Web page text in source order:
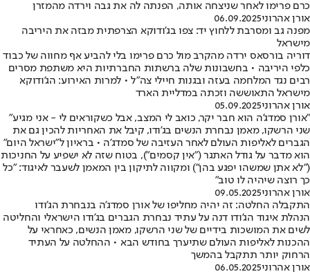
כרם פרימו לאחר שניצחה אותה, הפנתה לה את גבה וירדה מהמזרן
אורן אהרוני06.09.2025
מפנה גב ומסרבת ללחוץ יד: צפו בג'ודוקא הצרפתית מבזה את היריבה
מישראל
דוריה בורסאס ירדה מהקרב מול כרם פרימו בלי להביע אף מחווה של כבוד
כלפי היריבה • בחשבונות שלה ברשתות החברתיות היא משתפת מסרים
רבים נגד המלחמה בעזה ובגנות חיילי צה"ל • למרות האירוע: הג'ודוקא
מישראל התאוששה וזכתה במדליית הארד
אורן אהרוני05.09.2025
"אורן סמדג'ה הוא חבר יקר, כואב לי המצב, אבל כשקוראים לי - אני מגיע"
שני הרשקו, מאמן נבחרת הנשים בג'ודו, קיבל את האחריות להכין גם את
הגברים לאליפות העולם לאחר העזיבה של סמדג'ה • בראיון ל"ישראל היום"
הוא מדבר על גודל האתגר ("אין קסמים"), בטוח שזה לא ישפיע על החניכות
("לא אתן שמשהו יפגע בהן") ומקווה לתיקון בין המאמן לשעבר לאיגוד: "כל
כך רוצה שיהיה לו טוב"
אורן אהרוני09.05.2025
התקבלה החלטה: זה יהיה מחליפו של אורן סמדג'ה בנבחרת הג'ודו
הנהלת איגוד הג'ודו דנה על עתיד נבחרת הגברים בג'ודו הישראלי והחליטה
לשים את המושכות בידיים של שני הרשקו, מאמן הנשים, כאחראי על
ההכנות לאליפות העולם שתיערך בחודש הבא • ההחלטה על העתיד
הרחוק יותר תתקבל בהמשך
אורן אהרוני06.05.2025